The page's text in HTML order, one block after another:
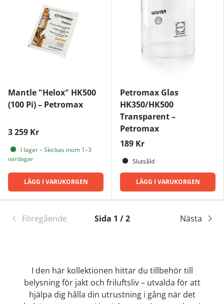
Mantle "Helox" HK500
(100 Pi) – Petromax
3 259 Kr
I lager – Skickas inom 1–3
vardagar
LÄGG I VARUKORGEN
Petromax Glas
HK350/HK500
Transparent –
Petromax
189 Kr
Slutsåld
LÄGG I VARUKORGEN
Föregående Sida 1 / 2 Nästa
I den här kollektionen hittar du tillbehör till
belysning för jakt och friluftsliv – utvalda för att
hjälpa dig hålla din utrustning i gång när det